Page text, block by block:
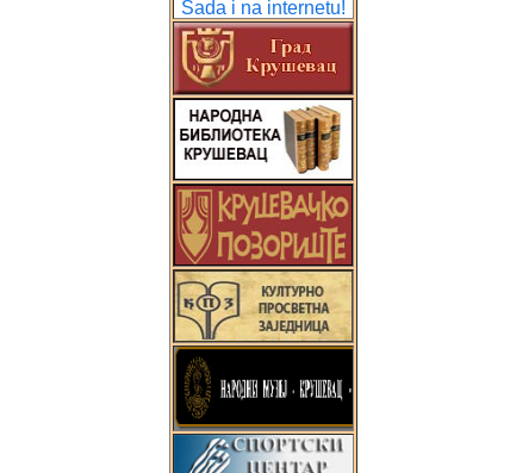
Sada i na internetu!